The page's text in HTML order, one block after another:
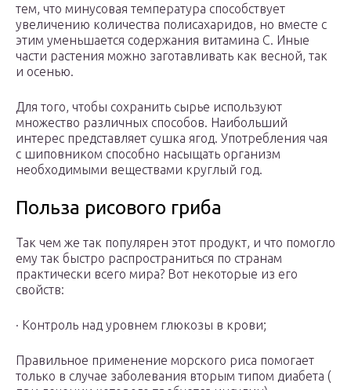
тем, что минусовая температура способствует
увеличению количества полисахаридов, но вместе с
этим уменьшается содержания витамина С. Иные
части растения можно заготавливать как весной, так
и осенью.
Для того, чтобы сохранить сырье используют
множество различных способов. Наибольший
интерес представляет сушка ягод. Употребления чая
с шиповником способно насыщать организм
необходимыми веществами круглый год.
Польза рисового гриба
Так чем же так популярен этот продукт, и что помогло
ему так быстро распространиться по странам
практически всего мира? Вот некоторые из его
свойств:
· Контроль над уровнем глюкозы в крови;
Правильное применение морского риса помогает
только в случае заболевания вторым типом диабета (